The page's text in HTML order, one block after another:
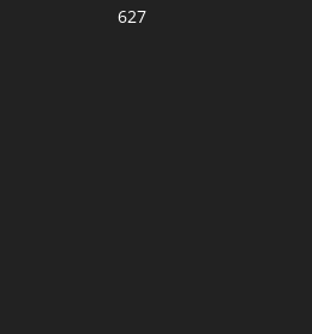
627